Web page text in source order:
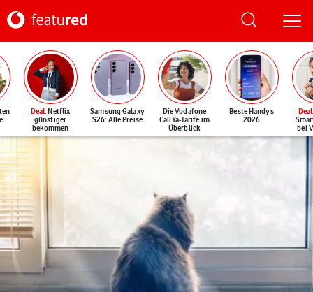
Deal: Netflix
günstiger
bekommen
Samsung Galaxy
S26: Alle Preise
Die Vodafone
CallYa-Tarife im
Überblick
Beste Handys
2026
Deal
bei